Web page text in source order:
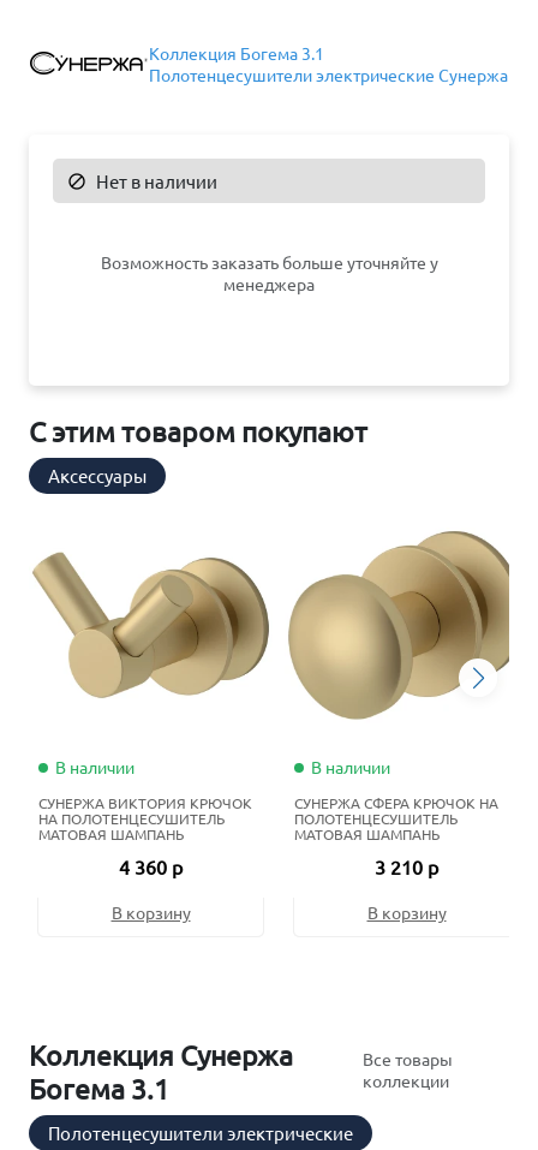
Коллекция Богема 3.1
Полотенцесушители электрические Сунержа
 Нет в наличии
Возможность заказать больше уточняйте у
менеджера
С этим товаром покупают
Аксессуары
В наличии
СУНЕРЖА ВИКТОРИЯ КРЮЧОК
НА ПОЛОТЕНЦЕСУШИТЕЛЬ
МАТОВАЯ ШАМПАНЬ
4 360 р
В корзину
В наличии
СУНЕРЖА СФЕРА КРЮЧОК НА
ПОЛОТЕНЦЕСУШИТЕЛЬ
МАТОВАЯ ШАМПАНЬ
3 210 р
В корзину
Коллекция Сунержа
Богема 3.1
Все товары
коллекции
Полотенцесушители электрические